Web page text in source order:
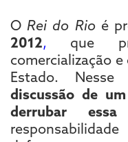
O Rei do Rioé
2012, que
comercialização
Estado. Nesse
discussão de
derrubar